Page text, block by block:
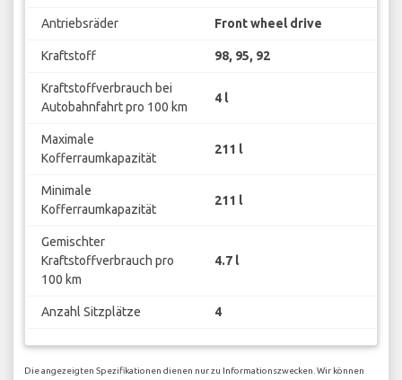
Antriebsräder Front wheel drive
Kraftstoff 98, 95, 92
Kraftstoffverbrauch bei
Autobahnfahrt pro 100 km
4 l
Maximale
Kofferraumkapazität
211 l
Minimale
Kofferraumkapazität
211 l
Gemischter
Kraftstoffverbrauch pro
100 km
4.7 l
Anzahl Sitzplätze 4
Die angezeigten Spezifikationen dienen nur zu Informationszwecken. Wir können